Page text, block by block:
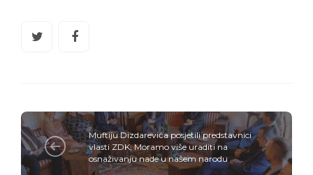
Muftiju Dizdarevića posjetili predstavnici
vlasti ZDK; Moramo više uraditi na
osnaživanju nade u našem narodu